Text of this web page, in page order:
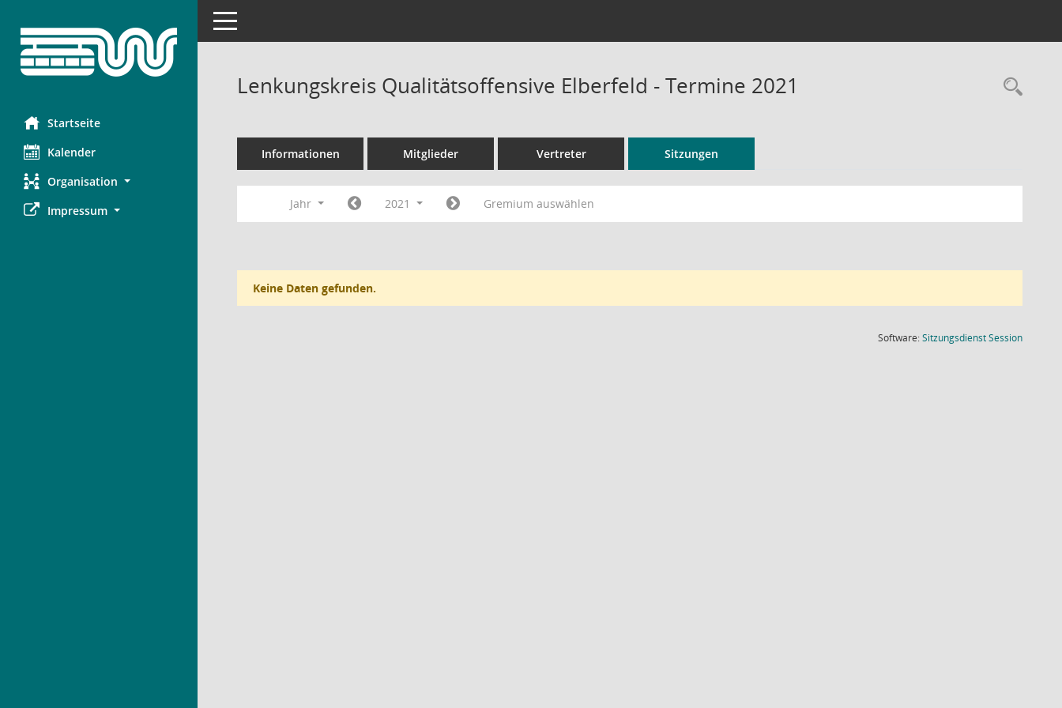
Startseite
Kalender
Organisation
Impressum
Toggle navigation
Lenkungskreis Qualitätsoffensive Elberfeld - Termine 2021
Informationen Mitglieder Vertreter Sitzungen
Jahr 2021 Gremium auswählen
Keine Daten gefunden.
Software:SitzungsdienstSession(Wird in